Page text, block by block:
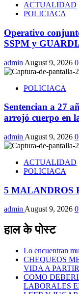
ACTUALIDAD
POLICIACA
Operativo
SSPM y
admin August 9, 2026 0
POLICIACA
Sentencian a 27
arrojó cuerpo en
admin August 9, 2026 0
ACTUALIDAD
POLICIACA
5 MALANDROS
adminAugust 9, 2026 0
हाल के पोस्ट
Lo encuentran
CHEQUEOS
VIDA A
COMO
LABORALES